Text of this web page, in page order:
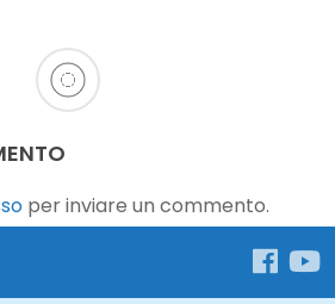
per inviare un commento.